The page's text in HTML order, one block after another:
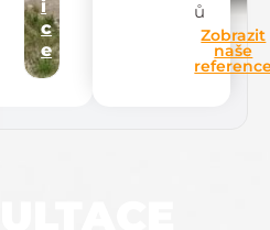
i
c
e
ů
Zobrazit
naše